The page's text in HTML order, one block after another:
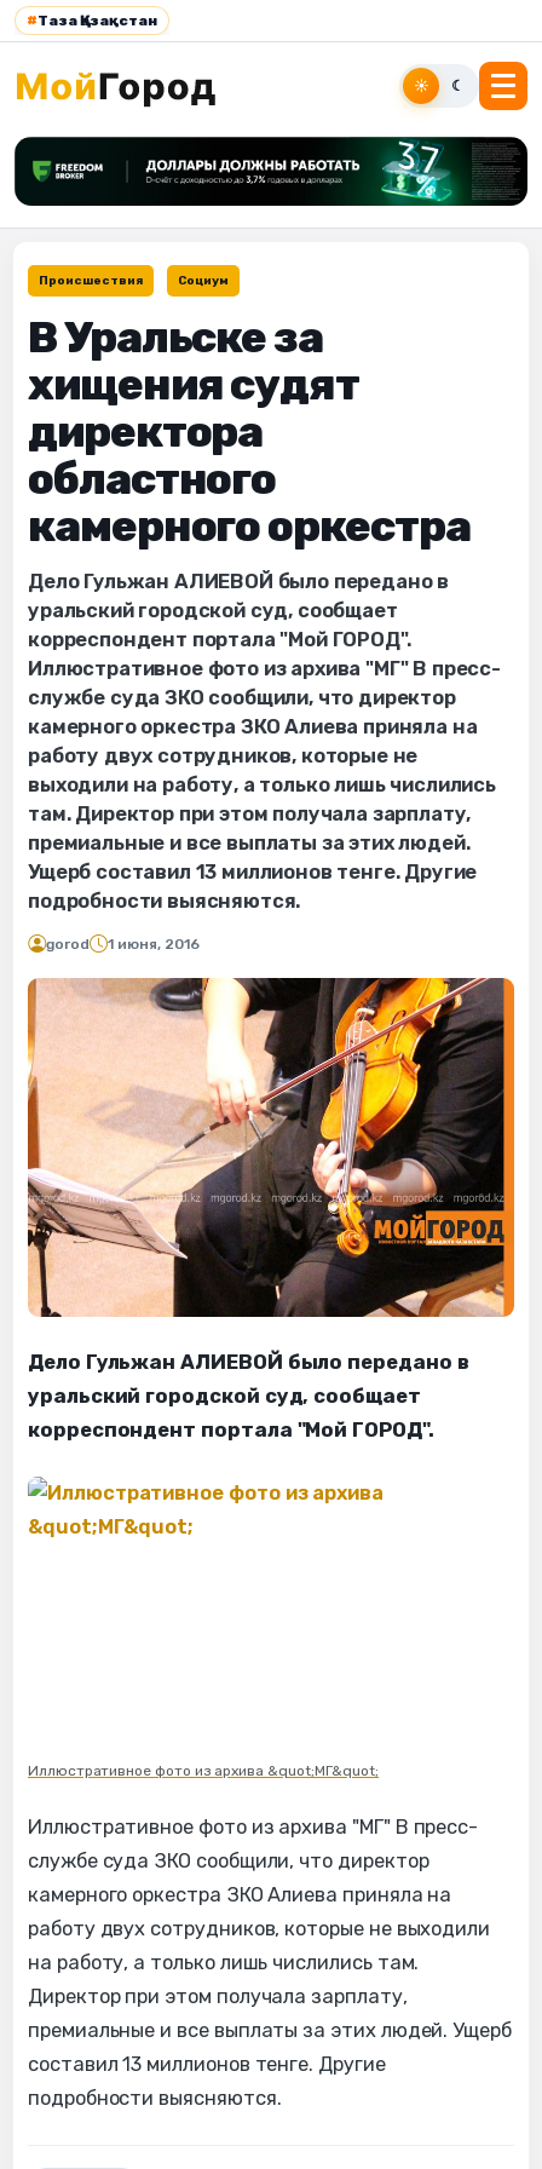
#Таза Қазақстан
☀ ☾
Происшествия Социум
В Уральске за
хищения судят
директора
областного
камерного оркестра
Дело Гульжан АЛИЕВОЙ было передано в
уральский городской суд, сообщает
корреспондент портала "Мой ГОРОД".
Иллюстративное фото из архива "МГ" В пресс-
службе суда ЗКО сообщили, что директор
камерного оркестра ЗКО Алиева приняла на
работу двух сотрудников, которые не
выходили на работу, а только лишь числились
там. Директор при этом получала зарплату,
премиальные и все выплаты за этих людей.
Ущерб составил 13 миллионов тенге. Другие
подробности выясняются.
gorod 1 июня, 2016
Дело Гульжан АЛИЕВОЙ было передано в
уральский городской суд, сообщает
корреспондент портала "Мой ГОРОД".
Иллюстративное фото из архива &quot;МГ&quot;
Иллюстративное фото из архива "МГ" В пресс-
службе суда ЗКО сообщили, что директор
камерного оркестра ЗКО Алиева приняла на
работу двух сотрудников, которые не выходили
на работу, а только лишь числились там.
Директор при этом получала зарплату,
премиальные и все выплаты за этих людей. Ущерб
составил 13 миллионов тенге. Другие
подробности выясняются.